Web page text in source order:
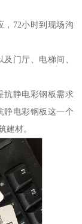
，72小时到现场沟
门厅、电梯间、
抗静电彩钢板需求
静电彩钢板这一个
建材。